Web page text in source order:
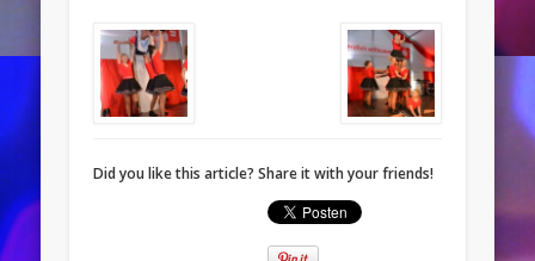
Did you like this article? Share it with your friends!